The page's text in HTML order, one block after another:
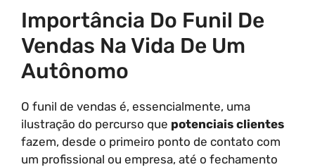
Importância Do Funil De
Vendas Na Vida De Um
Autônomo
O funil de vendas é, essencialmente, uma
ilustração do percurso que potenciais clientes
fazem, desde o primeiro ponto de contato com
um profissional ou empresa, até o fechamento